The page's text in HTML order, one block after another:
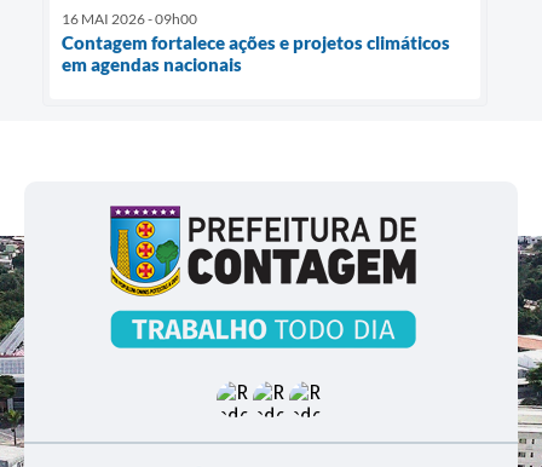
16 MAI 2026 - 09h00
Contagem fortalece ações e projetos climáticos
em agendas nacionais